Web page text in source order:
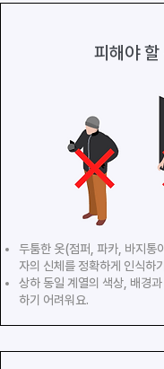
피해야 할
두툼한 옷(점퍼, 파카, 바지통
자의 신체를 정확하게 인식하
상하 동일 계열의 색상, 배경
하기 어려워요.